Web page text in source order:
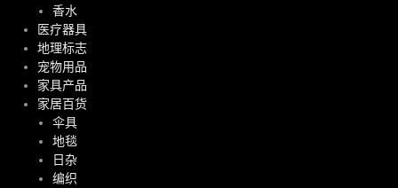
香水
医疗器具
地理标志
宠物用品
家具产品
家居百货
伞具
地毯
日杂
编织